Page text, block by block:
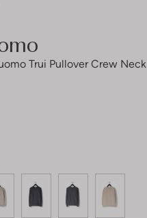
Trui Pullover Crew Neck